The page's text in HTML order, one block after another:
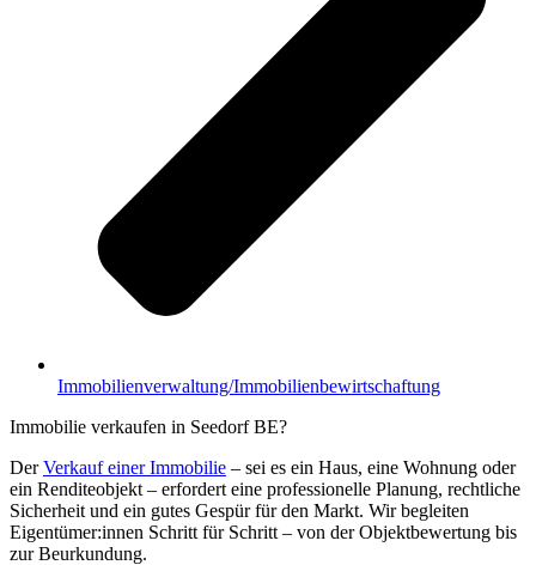
Immobilienverwaltung/Immobilienbewirtschaftung
Immobilie verkaufen in Seedorf BE?
DerVerkauf einer Immobilie – sei es ein Haus, eine Wohnung oder
ein Renditeobjekt – erfordert eine professionelle Planung, rechtliche
Sicherheit und ein gutes Gespür für den Markt. Wir begleiten
Eigentümer:innen Schritt für Schritt – von der Objektbewertung bis
zur Beurkundung.